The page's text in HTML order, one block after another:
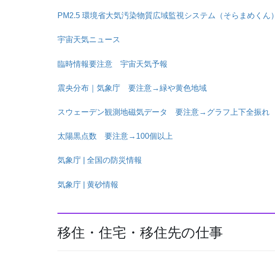
PM2.5 環境省大気汚染物質広域監視システム（そらまめくん）
宇宙天気ニュース
臨時情報要注意 宇宙天気予報
震央分布｜気象庁 要注意→緑や黄色地域
スウェーデン観測地磁気データ 要注意→グラフ上下全振れ
太陽黒点数 要注意→100個以上
気象庁 | 全国の防災情報
気象庁 | 黄砂情報
移住・住宅・移住先の仕事